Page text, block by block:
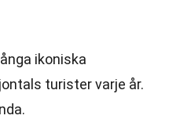
ikoniska
turister varje år.